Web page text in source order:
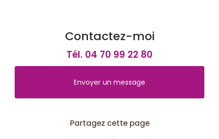
Contactez-moi
Tél. 04 70 99 22 80
Envoyer un message
Partagez cette page